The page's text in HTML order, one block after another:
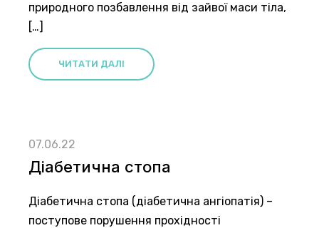
природного позбавлення від зайвої маси тіла,
[…]
ЧИТАТИ ДАЛІ
07.06.22
Діабетична стопа
Діабетична стопа (діабетична ангіопатія) –
поступове порушення прохідності